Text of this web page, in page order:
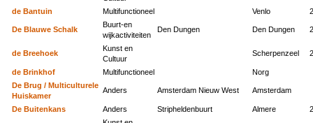
de Bantuin Multifunctioneel Venlo
De Blauwe Schalk
Buurt-en
wijkactiviteiten
Den Dungen Den Dungen
de Breehoek
Kunst en
Cultuur
Scherpenzeel
de Brinkhof Multifunctioneel
Norg
De Brug / Multiculturele
Huiskamer
Anders Amsterdam Nieuw West Amsterdam
De Buitenkans Anders Stripheldenbuurt Almere